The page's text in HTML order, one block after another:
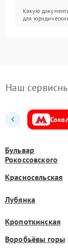
Какую
для
Наш
Бульвар
Рокоссовского
Красносельская
Лубянка
Кропоткинская
Воробьёвы горы